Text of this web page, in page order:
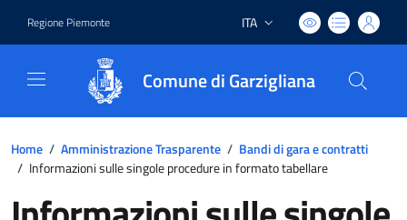
Regione Piemonte Lingua attiva:
ITA
Comune di Garzigliana
Home / Amministrazione Trasparente / Bandi di gara e contratti
/ Informazioni sulle singole procedure in formato tabellare